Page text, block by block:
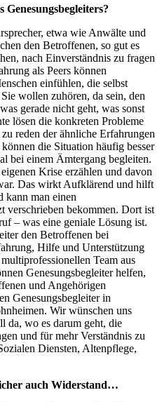
Genesungsbegleiters?
etwa wie Anwälte und
den Betroffenen, so gut es
nach Einverständnis zu fragen
als Peers können
einfühlen, die selbst
wollen zuhören, da sein, den
gerade nicht geht, was sonst
lösen die konkreten Probleme
reden der ähnliche Erfahrungen
die Situation häufig besser
bei einem Ämtergang begleiten.
Krise erzählen und davon
Das wirkt Aufklärend und hilft
kann man einen
verschrieben bekommen. Dort ist
– was eine geniale Lösung ist.
den Betroffenen bei
Hilfe und Unterstützung
Team aus
Genesungsbegleiter helfen,
und Angehörigen
Genesungsbegleiter in
Wir wünschen uns
da, wo es darum geht, die
und für mehr Verständnis zu
Diensten, Altenpflege,
auch Widerstand…